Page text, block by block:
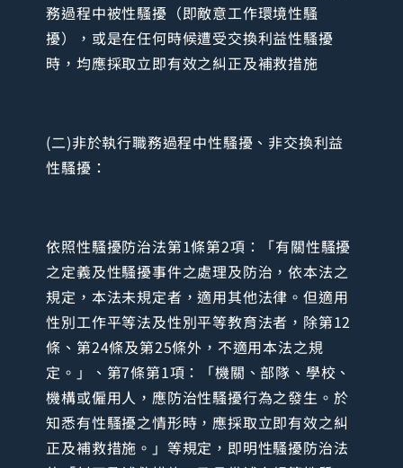
務過程中被性騷擾（即敵意工作環境性騷
擾），或是在任何時候遭受交換利益性騷擾
時，均應採取立即有效之糾正及補救措施
(二)非於執行職務過程中性騷擾、非交換利益
性騷擾：
依照性騷擾防治法第1條第2項：「有關性騷擾
之定義及性騷擾事件之處理及防治，依本法之
規定，本法未規定者，適用其他法律。但適用
性別工作平等法及性別平等教育法者，除第12
條、第24條及第25條外，不適用本法之規
定。」、第7條第1項：「機關、部隊、學校、
機構或僱用人，應防治性騷擾行為之發生。於
知悉有性騷擾之情形時，應採取立即有效之糾
正及補救措施。」等規定，即明性騷擾防治法